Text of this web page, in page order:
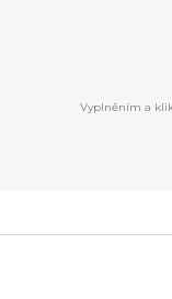
Vyplněním a